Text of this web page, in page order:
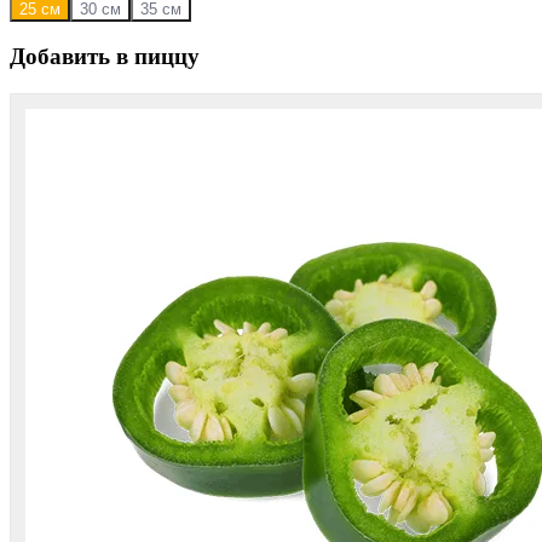
25 см 30 см 35 см
Добавить в пиццу